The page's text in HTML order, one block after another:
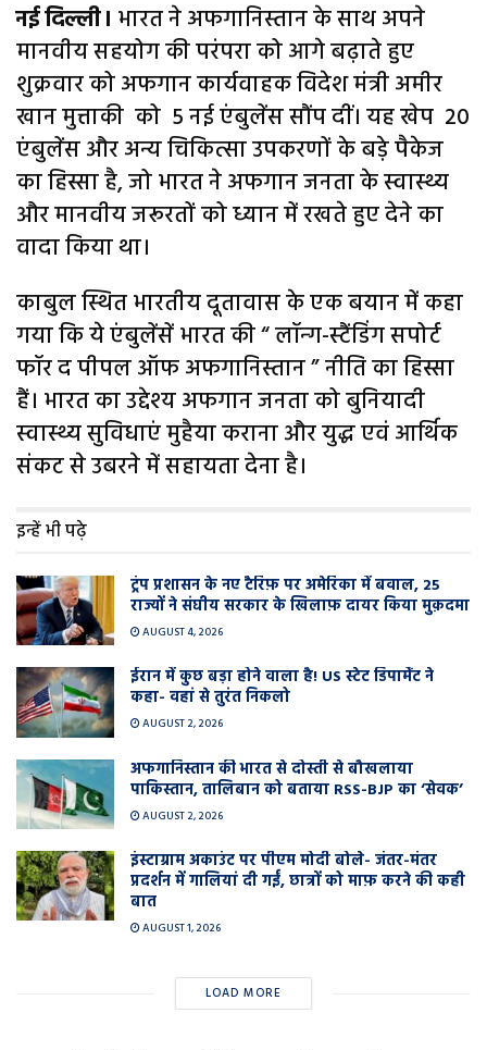
नई दिल्ली। भारत ने अफगानिस्तान के साथ अपने
मानवीय सहयोग की परंपरा को आगे बढ़ाते हुए
शुक्रवार को अफगान कार्यवाहक विदेश मंत्री अमीर
खान मुत्ताकी को 5 नई एंबुलेंस सौंप दीं। यह खेप 20
एंबुलेंस और अन्य चिकित्सा उपकरणों के बड़े पैकेज
का हिस्सा है, जो भारत ने अफगान जनता के स्वास्थ्य
और मानवीय जरूरतों को ध्यान में रखते हुए देने का
वादा किया था।
काबुल स्थित भारतीय दूतावास के एक बयान में कहा
गया कि ये एंबुलेंसें भारत की “ लॉन्ग-स्टैंडिंग सपोर्ट
फॉर द पीपल ऑफ अफगानिस्तान ” नीति का हिस्सा
हैं। भारत का उद्देश्य अफगान जनता को बुनियादी
स्वास्थ्य सुविधाएं मुहैया कराना और युद्ध एवं आर्थिक
संकट से उबरने में सहायता देना है।
इन्हें भी पढ़े
ट्रंप प्रशासन के नए टैरिफ़ पर अमेरिका में बवाल, 25
राज्यों ने संघीय सरकार के खिलाफ़ दायर किया मुक़दमा
AUGUST 4, 2026
ईरान में कुछ बड़ा होने वाला है! US स्टेट डिपार्मेंट ने
कहा- वहां से तुरंत निकलो
AUGUST 2, 2026
अफगानिस्तान की भारत से दोस्ती से बौखलाया
पाकिस्तान, तालिबान को बताया RSS-BJP का ‘सेवक’
AUGUST 2, 2026
इंस्टाग्राम अकाउंट पर पीएम मोदी बोले- जंतर-मंतर
प्रदर्शन में गालियां दी गईं, छात्रों को माफ़ करने की कही
बात
AUGUST 1, 2026
LOAD MORE